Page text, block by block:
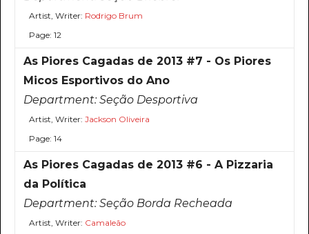
Artist, Writer: Rodrigo Brum
Page: 12
As Piores Cagadas de 2013 #7 - Os Piores
Micos Esportivos do Ano
Department:Seção Desportiva
Artist, Writer: Jackson Oliveira
Page: 14
As Piores Cagadas de 2013 #6 - A Pizzaria
da Política
Department:Seção Borda Recheada
Artist, Writer: Camaleão